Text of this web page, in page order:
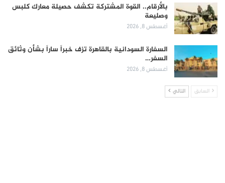
بالأرقام.. القوة المشتركة تكشف حصيلة معارك كلبس
وصليعة
أغسطس 8, 2026
السفارة السودانية بالقاهرة تزف خبراً ساراً بشأن وثائق
السفر…
أغسطس 8, 2026
السابق التالي